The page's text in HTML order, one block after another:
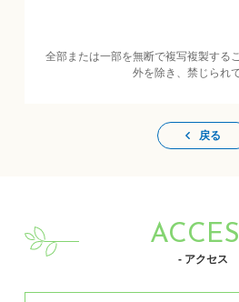
全部または一部を無断で複写複製する
外を除き、禁じられ
戻る
- アクセス